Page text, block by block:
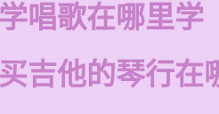
唱歌在哪里学
吉他的琴行在